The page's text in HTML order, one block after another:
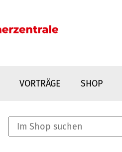
VORTRÄGE SHOP